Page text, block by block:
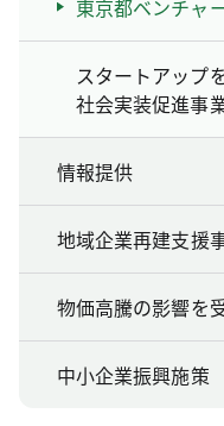
東京都ベンチャ
スタートアップ
社会実装促進事
情報提供
地域企業再建支援
物価高騰の影響を
中小企業振興施策